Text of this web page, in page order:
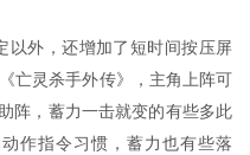
以外，还增加了短时间按压屏
亡灵杀手外传》，主角上阵可
阵，蓄力一击就变的有些多此
作指令习惯，蓄力也有些落